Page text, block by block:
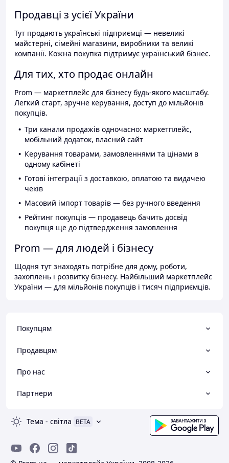
Продавці з усієї України
Тут продають українські підприємці — невеликі
майстерні, сімейні магазини, виробники та великі
компанії. Кожна покупка підтримує український бізнес.
Для тих, хто продає онлайн
Prom — маркетплейс для бізнесу будь-якого масштабу.
Легкий старт, зручне керування, доступ до мільйонів
покупців.
Три канали продажів одночасно: маркетплейс,
мобільний додаток, власний сайт
Керування товарами, замовленнями та цінами в
одному кабінеті
Готові інтеграції з доставкою, оплатою та видачею
чеків
Масовий імпорт товарів — без ручного введення
Рейтинг покупців — продавець бачить досвід
покупця ще до підтвердження замовлення
Prom — для людей і бізнесу
Щодня тут знаходять потрібне для дому, роботи,
захоплень і розвитку бізнесу. Найбільший маркетплейс
України — для мільйонів покупців і тисяч підприємців.
Покупцям
Продавцям
Про нас
Партнери
Тема - світла BETA